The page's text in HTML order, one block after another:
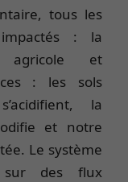
tous les
: la
agricole et
: les sols
la
et notre
Le système
sur des flux